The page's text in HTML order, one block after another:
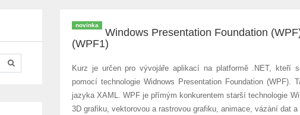
novinka
Windows Presentation Foundation
(WPF1)
Kurz je určen pro vývojáře aplikací na platformě .NET, kteří
pomocí technologie Widnows Presentation Foundation
jazyka XAML. WPF je přímým konkurentem starší technologie
3D grafiku, vektorovou a rastrovou grafiku, animace, vázání dat a